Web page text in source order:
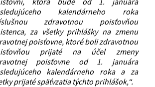
kalendárneho roka
zdravotnou poisťovňou
za všetky prihlášky na zmenu
poisťovne, ktoré boli zdravotnou
prijaté na účel zmeny
poisťovne od 1. januára
kalendárneho roka a za
prijaté späťvzatia týchto prihlášok,“.